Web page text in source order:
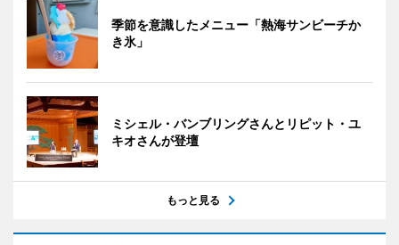
季節を意識したメニュー「熱海サンビーチか
き氷」
ミシェル・バンブリングさんとリピット・ユ
キオさんが登壇
もっと見る